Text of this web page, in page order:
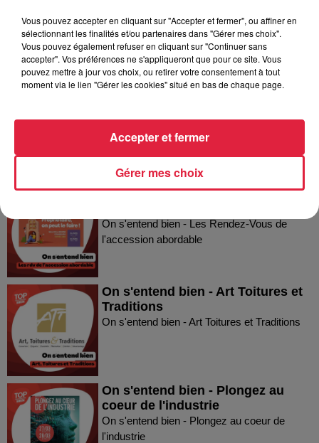
Dans la même série
On s'entend bien - la Ligue contre
On s'entend bien - la Ligue contre le Cancer
du Bas-Rhin
On s'entend bien - Les Rendez-
On s'entend bien - Les Rendez-Vous de
l'accession abordable
On s'entend bien - Art Toitures et
Traditions
On s'entend bien - Art Toitures et Traditions
On s'entend bien - Plongez au
coeur de l'industrie
On s'entend bien - Plongez au coeur de
l'industrie
Vous pouvez accepter en cliquant sur "Accepter et fermer", ou affiner en
sélectionnant les finalités et/ou partenaires dans "Gérer mes choix".
Vous pouvez également refuser en cliquant sur "Continuer sans
accepter". Vos préférences ne s'appliqueront que pour ce site. Vous
pouvez mettre à jour vos choix, ou retirer votre consentement à tout
moment via le lien "Gérer les cookies" situé en bas de chaque page.
Gérer mes choix
Accepter et fermer